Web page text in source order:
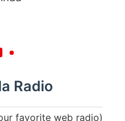
Radio
favorite web radio)